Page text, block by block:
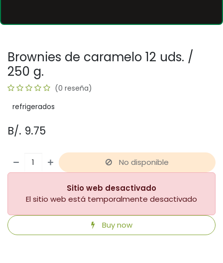
Brownies de caramelo 12 uds. /
250 g.
(0 reseña)
refrigerados
B/. 9.75
No disponible
Sitio web desactivado
El sitio web está temporalmente desactivado
Buy now